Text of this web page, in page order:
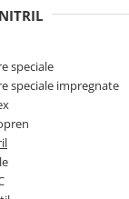
Curatenie si
Protectie
speciale
speciale impregnate